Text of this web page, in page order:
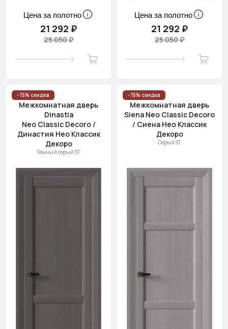
Цена за полотно
21 292 ₽
25 050 ₽
Цена за полотно
21 292 ₽
25 050 ₽
- 15% скидка
Межкомнатная дверь
Dinastia
Neo Classic Decoro /
Династия Нео Классик
Декоро
Тёмный серый ST
- 15% скидка
Межкомнатная дверь
Siena Neo Classic Decoro
/ Сиена Нео Классик
Декоро
Серый ST